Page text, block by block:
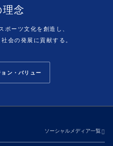
念
ポーツ文化を創造し、
会の発展に貢献する。
ン・バリュー
ソーシャルメディア一覧